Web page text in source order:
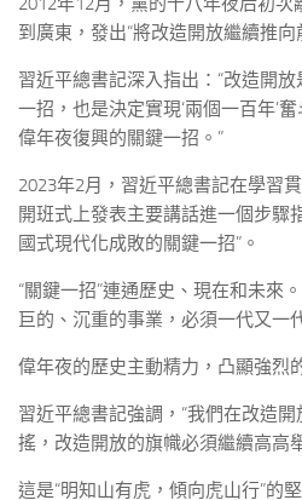
到廣東，發出“將改造開放繼續推向
習近平總書記深入指出：“改造開
一招，也是決定實現‘兩個一百年’
偉年夜復興的關鍵一招。”
2023年2月，習近平總書記在學習
開班式上發表主要講話進一個步驟
國式現代化成敗的關鍵一招”。
“關鍵一招”連通歷史、現在和未來
巨的、沉重的事業，必須一代又一
偉年夜的歷史主動精力，凸顯強烈
習近平總書記強調，“我們在改造
搖，改造開放的旗幟必須繼續高高
這是“明知山有虎，傾向虎山行”